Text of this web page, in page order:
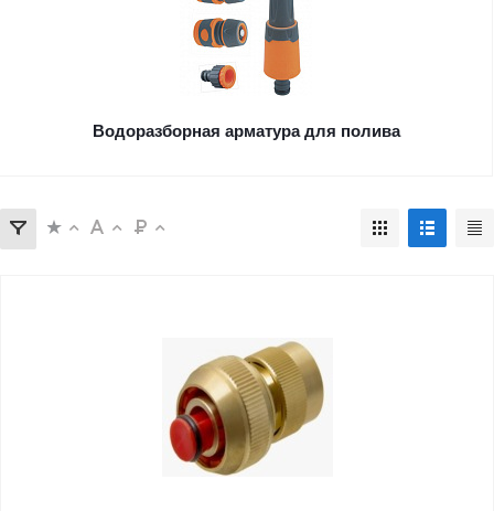
Водоразборная арматура для полива